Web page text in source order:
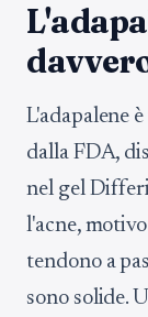
L'adapalene
dalla FDA,
nel gel
l'acne,
tendono a
sono solide.